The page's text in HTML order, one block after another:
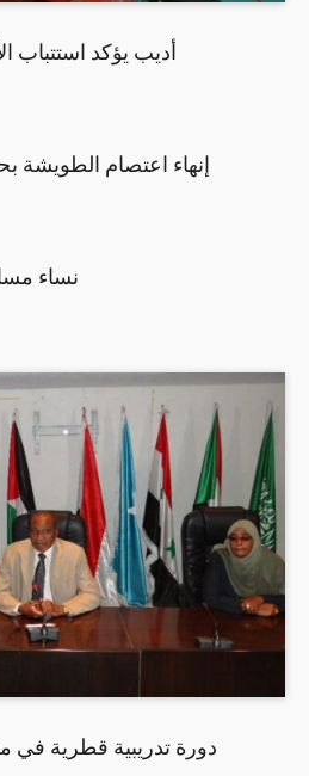
أديب يؤكد استتباب
إنهاء اعتصام الطويشة
نساء
دورة تدريبية قطرية في